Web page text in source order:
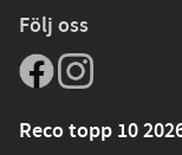
Följ oss
Reco topp 10